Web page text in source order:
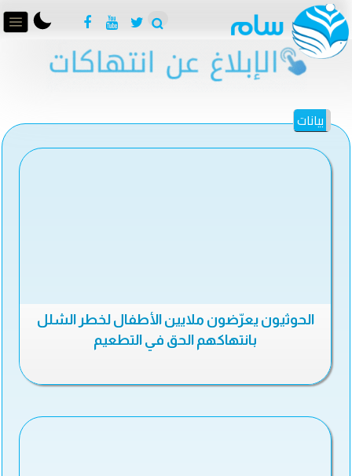
بيانات
الحوثيون يعرّضون ملايين الأطفال لخطر الشلل
بانتهاكهم الحق في التطعيم